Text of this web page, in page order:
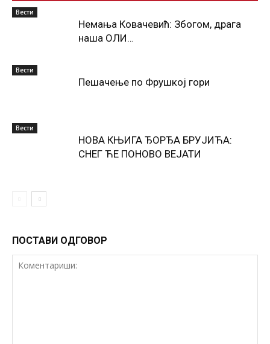
Вести
Немања Ковачевић: Збогом, драга
наша ОЛИ…
Вести
Пешачење по Фрушкој гори
Вести
НОВА КЊИГА ЂОРЂА БРУЈИЋА:
СНЕГ ЋЕ ПОНОВО ВЕЈАТИ
ПОСТАВИ ОДГОВОР